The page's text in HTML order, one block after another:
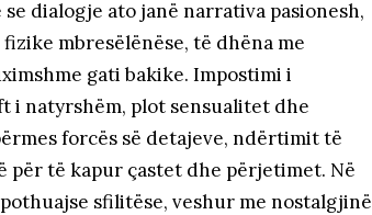
dialogje ato janë narrativa pasionesh,
mbresëlënëse, të dhëna me
gati bakike. Impostimi i
i natyrshëm, plot sensualitet dhe
forcës së detajeve, ndërtimit të
për të kapur çastet dhe përjetimet. Në
sfilitëse, veshur me nostalgjinë